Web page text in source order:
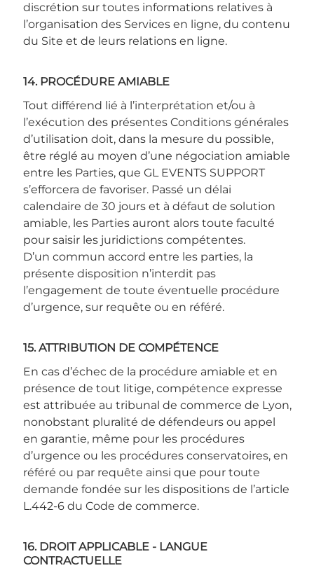
discrétion sur toutes informations relatives à
l’organisation des Services en ligne, du contenu
du Site et de leurs relations en ligne.
14. PROCÉDURE AMIABLE
Tout différend lié à l’interprétation et/ou à
l’exécution des présentes Conditions générales
d’utilisation doit, dans la mesure du possible,
être réglé au moyen d’une négociation amiable
entre les Parties, que GL EVENTS SUPPORT
s’efforcera de favoriser. Passé un délai
calendaire de 30 jours et à défaut de solution
amiable, les Parties auront alors toute faculté
pour saisir les juridictions compétentes.
D’un commun accord entre les parties, la
présente disposition n’interdit pas
l’engagement de toute éventuelle procédure
d’urgence, sur requête ou en référé.
15. ATTRIBUTION DE COMPÉTENCE
En cas d’échec de la procédure amiable et en
présence de tout litige, compétence expresse
est attribuée au tribunal de commerce de Lyon,
nonobstant pluralité de défendeurs ou appel
en garantie, même pour les procédures
d’urgence ou les procédures conservatoires, en
référé ou par requête ainsi que pour toute
demande fondée sur les dispositions de l’article
L.442-6 du Code de commerce.
16. DROIT APPLICABLE - LANGUE
CONTRACTUELLE